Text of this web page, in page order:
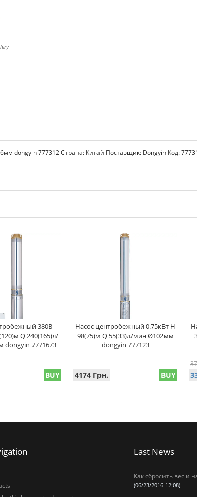
dongyin 777312 Страна: Китай Поставщик: Dongyin Код:
380В
Q 240(165)л/
dongyin 7771673
BUY
Насос центробежный 0.75кВт H
98(75)м Q 55(33)л/мин Ø102мм
dongyin 777123
4174 Грн. BUY
Last News
Как сбросить вес и
(06/23/2016 12:08)